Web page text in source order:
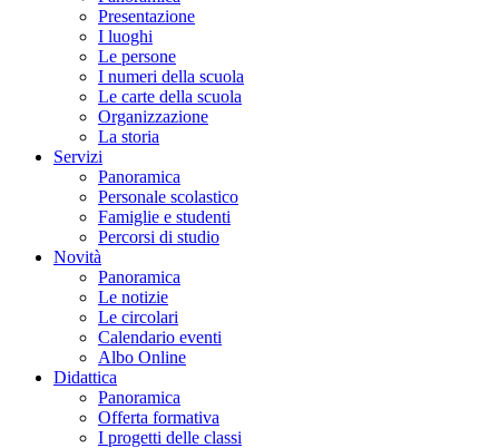
Presentazione
I luoghi
Le persone
I numeri della scuola
Le carte della scuola
Organizzazione
La storia
Servizi
Panoramica
Personale scolastico
Famiglie e studenti
Percorsi di studio
Novità
Panoramica
Le notizie
Le circolari
Calendario eventi
Albo Online
Didattica
Panoramica
Offerta formativa
I progetti delle classi